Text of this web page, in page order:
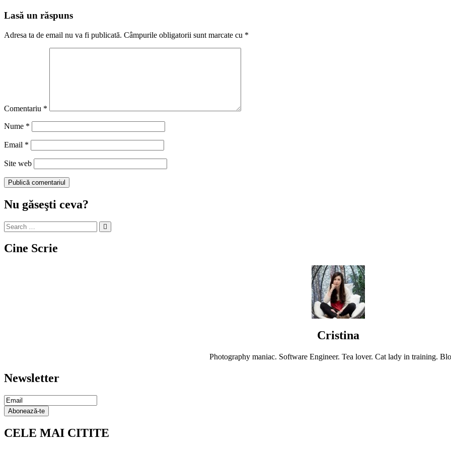
Lasă un răspuns
Adresa ta de email nu va fi publicată. Câmpurile obligatorii sunt marcate cu *
Comentariu *
Nume *
Email *
Site web
Nu găseşti ceva?
Cine Scrie
Cristina
Photography maniac. Software Engineer. Tea lover. Cat lady in training.
Newsletter
Email Subscription
Abonează-te
CELE MAI CITITE